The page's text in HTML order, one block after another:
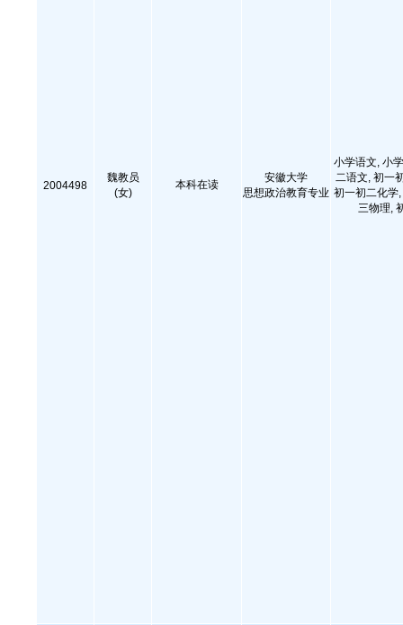
2004498
魏教员
(女)
本科在读
安徽大学
思想政治教育专业
小学语文, 小
二语文, 初一
初一初二化学
三物理,